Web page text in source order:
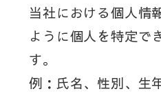
当社における個人情
ように個人を特定で
す。
例：氏名、性別、生